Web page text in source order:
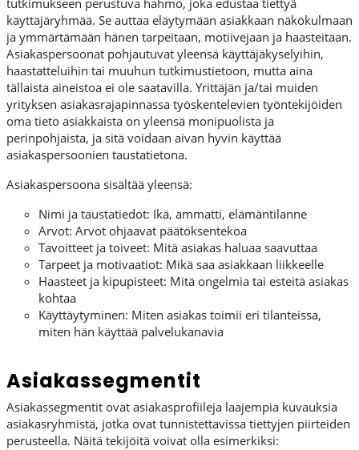
tutkimukseen perustuva hahmo, joka edustaa tiettyä
käyttäjäryhmää. Se auttaa eläytymään asiakkaan näkökulmaan
ja ymmärtämään hänen tarpeitaan, motiivejaan ja haasteitaan.
Asiakaspersoonat pohjautuvat yleensä käyttäjäkyselyihin,
haastatteluihin tai muuhun tutkimustietoon, mutta aina
tällaista aineistoa ei ole saatavilla. Yrittäjän ja/tai muiden
yrityksen asiakasrajapinnassa työskentelevien työntekijöiden
oma tieto asiakkaista on yleensä monipuolista ja
perinpohjaista, ja sitä voidaan aivan hyvin käyttää
asiakaspersoonien taustatietona.
Asiakaspersoona sisältää yleensä:
Nimi ja taustatiedot: Ikä, ammatti, elämäntilanne
Arvot: Arvot ohjaavat päätöksentekoa
Tavoitteet ja toiveet: Mitä asiakas haluaa saavuttaa
Tarpeet ja motivaatiot: Mikä saa asiakkaan liikkeelle
Haasteet ja kipupisteet: Mitä ongelmia tai esteitä asiakas
kohtaa
Käyttäytyminen: Miten asiakas toimii eri tilanteissa,
miten hän käyttää palvelukanavia
Asiakassegmentit
Asiakassegmentit ovat asiakasprofiileja laajempia kuvauksia
asiakasryhmistä, jotka ovat tunnistettavissa tiettyjen piirteiden
perusteella. Näitä tekijöitä voivat olla esimerkiksi: